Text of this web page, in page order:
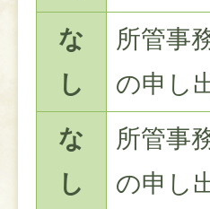
な
し
所管事
の申し
な
し
所管事
の申し